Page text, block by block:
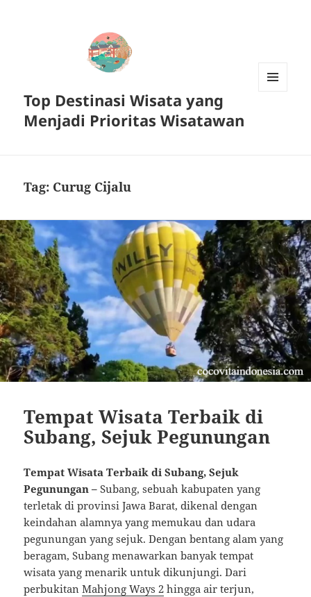
Top Destinasi Wisata yang
Menjadi Prioritas Wisatawan
Tag: Curug Cijalu
Tempat Wisata Terbaik di
Subang, Sejuk Pegunungan
Tempat Wisata Terbaik di Subang, Sejuk
Pegunungan – Subang, sebuah kabupaten yang
terletak di provinsi Jawa Barat, dikenal dengan
keindahan alamnya yang memukau dan udara
pegunungan yang sejuk. Dengan bentang alam yang
beragam, Subang menawarkan banyak tempat
wisata yang menarik untuk dikunjungi. Dari
perbukitanMahjong Ways 2 hingga air terjun,